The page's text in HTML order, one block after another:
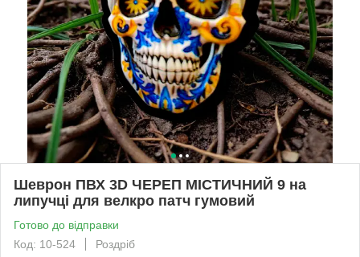
Шеврон ПВХ 3D ЧЕРЕП МІСТИЧНИЙ 9 на
липучці для велкро патч гумовий
Готово до відправки
Код: 10-524
Роздріб